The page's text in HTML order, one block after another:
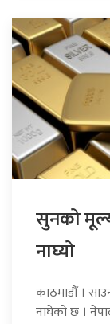
सुनको
नाघ्यो
काठमाडौँ ।
नाघेको छ ।